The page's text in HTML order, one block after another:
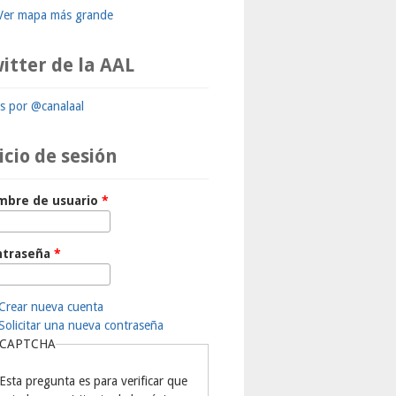
mapa más grande
de la AAL
por @canalaal
de sesión
de usuario *
*
nueva cuenta
una nueva contraseña
Esta pregunta es para verificar que